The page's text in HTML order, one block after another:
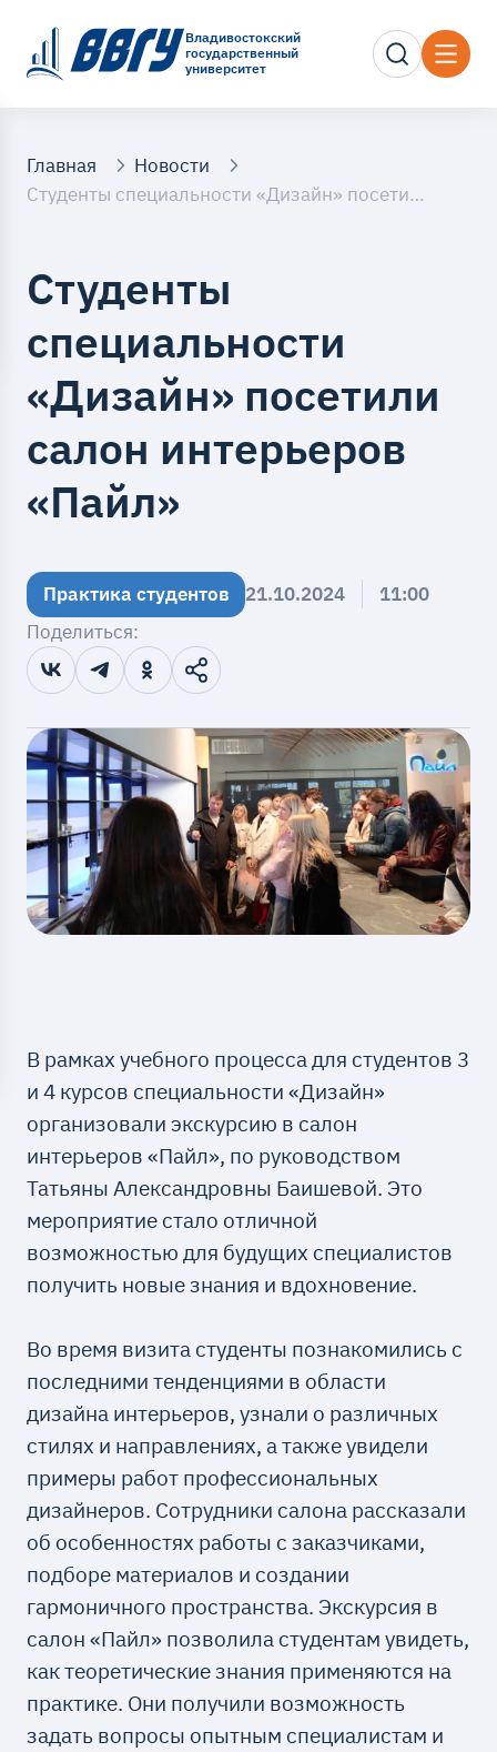
Владивостокский
государственный
университет
Главная
Новости
Студенты специальности «Дизайн» посетили салон интерьеров «Пайл»
Студенты
специальности
«Дизайн» посетили
салон интерьеров
«Пайл»
Практика студентов 21.10.2024
11:00
Поделиться:
В рамках учебного процесса для студентов 3
и 4 курсов специальности «Дизайн»
организовали экскурсию в салон
интерьеров «Пайл», по руководством
Татьяны Александровны Баишевой. Это
мероприятие стало отличной
возможностью для будущих специалистов
получить новые знания и вдохновение.
Во время визита студенты познакомились с
последними тенденциями в области
дизайна интерьеров, узнали о различных
стилях и направлениях, а также увидели
примеры работ профессиональных
дизайнеров. Сотрудники салона рассказали
об особенностях работы с заказчиками,
подборе материалов и создании
гармоничного пространства. Экскурсия в
салон «Пайл» позволила студентам увидеть,
как теоретические знания применяются на
практике. Они получили возможность
задать вопросы опытным специалистам и